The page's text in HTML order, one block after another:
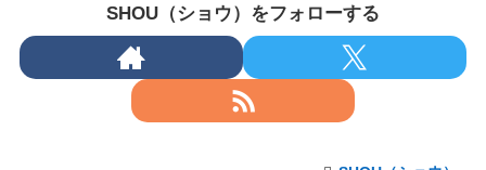
SHOU（ショウ）をフォローする